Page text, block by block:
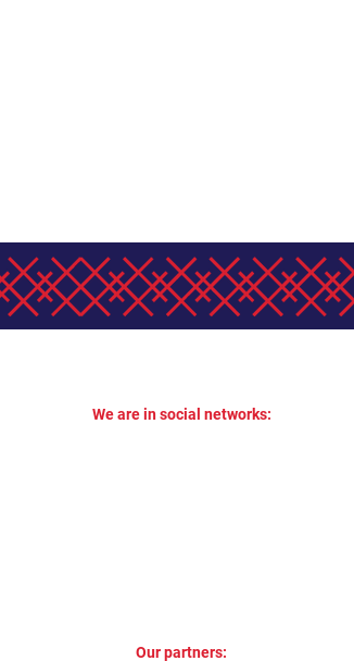
We are in social networks:
Our partners: